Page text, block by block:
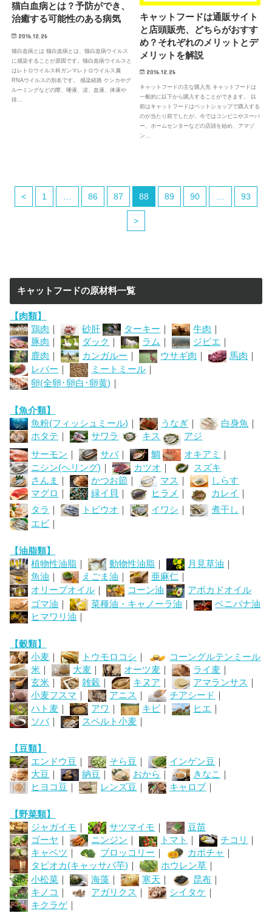
猫白血病とは？予防ができ、
治癒する可能性のある病気
2016.12.26
猫白血病とは 猫白血病とは、猫白血病ウイルス
に感染することが原因です。猫白血病ウイルスと
はレトロウイルス科ガンマレトロウイルス属
RNAウイルスの別名です。 感染経路 ケンカやグ
ルーミングなどの際、唾液、涙、血液、体液や
排…
キャットフードは通販サイト
と店頭販売、どちらがおすす
め？それぞれのメリットとデ
メリットを解説
2016.12.26
キャットフードの主な購入先 キャットフードは
一般的に以下から購入することができます。 以
前はキャットフードはペットショップで購入する
のが当たり前でしたが、今ではコンビニやスーパ
ー、ホームセンターなどの店頭を始め、アマゾ
ン…
< 1 86 87 88 89 90 93
>
キャットフードの原材料一覧
【肉類】
鶏肉
砂肝 ターキー 牛肉
豚肉
ダック ラム ジビエ
鹿肉
カンガルー ウサギ肉 馬肉
レバー
ミートミール
卵(全卵･卵白･卵黄)
【魚介類】
魚粉(フィッシュミール)
うなぎ 白身魚
ホタテ
サワラ キス
アジ
サーモン
サバ｜ 鯛 オキアミ
ニシン(ヘリング)
カツオ
スズキ
さんま
かつお節 マス
しらす
マグロ
緑イ貝 ヒラメ カレイ
タラ
トビウオ イワシ 煮干し
エビ
【油脂類】
植物性油脂
動物性油脂 月見草油
魚油
えごま油 亜麻仁
オリーブオイル
コーン油
アボカドオイル
ゴマ油 ｜ 菜種油・キャノーラ油 ｜
ベニバナ油
ヒマワリ油 ｜
【穀類】
小麦 ｜ トウモロコシ ｜
コーングルテンミール
米 ｜ 大麦 ｜ オーツ麦 ｜ ライ麦 ｜
玄米 ｜ 雑穀 ｜ キヌア ｜ アマランサス ｜
小麦フスマ ｜ アニス ｜ チアシード ｜
ハト麦
アワ キビ ヒエ
ソバ｜ スペルト小麦
【豆類】
エンドウ豆
そら豆 インゲン豆
大豆
納豆 おから きなこ
ヒヨコ豆
レンズ豆 キャロブ
【野菜類】
ジャガイモ
サツマイモ
豆苗
ゴーヤ
ニンジン トマト チコリ
キャベツ
ブロッコリー カボチャ
タピオカ(キャッサバ芋)
ホウレン草
小松菜 ｜ 海藻 ｜ 寒天 ｜ 昆布 ｜
キノコ
｜ アガリクス ｜ シイタケ ｜
キクラゲ｜